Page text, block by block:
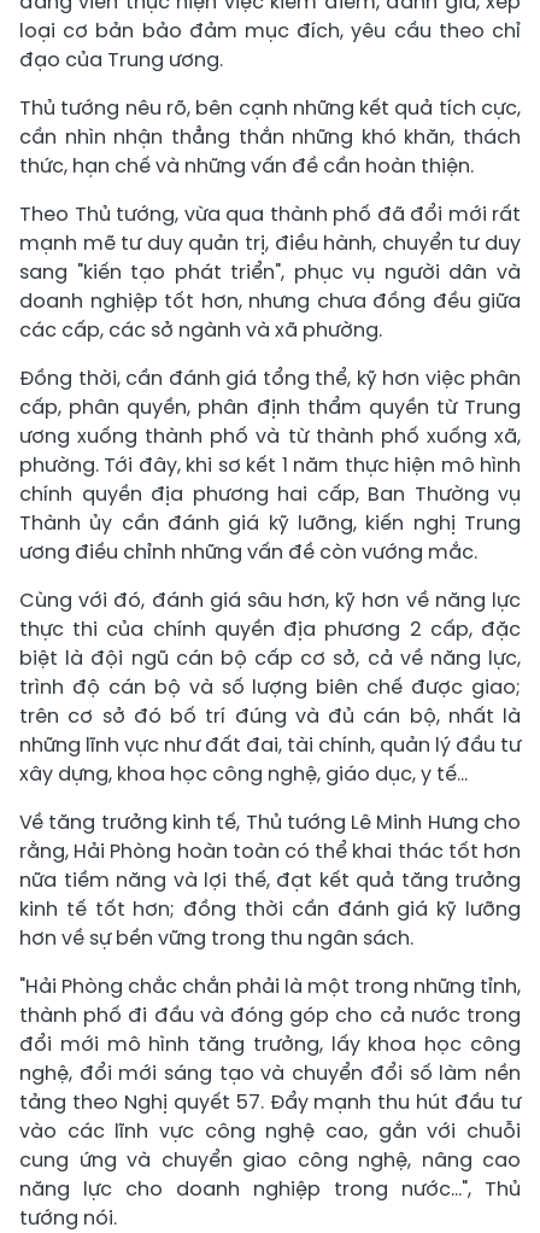
loại cơ bản bảo đảm mục đích, yêu cầu theo chỉ
đạo của Trung ương.
Thủ tướng nêu rõ, bên cạnh những kết quả tích cực,
cần nhìn nhận thẳng thắn những khó khăn, thách
thức, hạn chế và những vấn đề cần hoàn thiện.
Theo Thủ tướng, vừa qua thành phố đã đổi mới rất
mạnh mẽ tư duy quản trị, điều hành, chuyển tư duy
sang "kiến tạo phát triển", phục vụ người dân và
doanh nghiệp tốt hơn, nhưng chưa đồng đều giữa
các cấp, các sở ngành và xã phường.
Đồng thời, cần đánh giá tổng thể, kỹ hơn việc phân
cấp, phân quyền, phân định thẩm quyền từ Trung
ương xuống thành phố và từ thành phố xuống xã,
phường. Tới đây, khi sơ kết 1 năm thực hiện mô hình
chính quyền địa phương hai cấp, Ban Thường vụ
Thành ủy cần đánh giá kỹ lưỡng, kiến nghị Trung
ương điều chỉnh những vấn đề còn vướng mắc.
Cùng với đó, đánh giá sâu hơn, kỹ hơn về năng lực
thực thi của chính quyền địa phương 2 cấp, đặc
biệt là đội ngũ cán bộ cấp cơ sở, cả về năng lực,
trình độ cán bộ và số lượng biên chế được giao;
trên cơ sở đó bố trí đúng và đủ cán bộ, nhất là
những lĩnh vực như đất đai, tài chính, quản lý đầu tư
xây dựng, khoa học công nghệ, giáo dục, y tế…
Về tăng trưởng kinh tế, Thủ tướng Lê Minh Hưng cho
rằng, Hải Phòng hoàn toàn có thể khai thác tốt hơn
nữa tiềm năng và lợi thế, đạt kết quả tăng trưởng
kinh tế tốt hơn; đồng thời cần đánh giá kỹ lưỡng
hơn về sự bền vững trong thu ngân sách.
"Hải Phòng chắc chắn phải là một trong những tỉnh,
thành phố đi đầu và đóng góp cho cả nước trong
đổi mới mô hình tăng trưởng, lấy khoa học công
nghệ, đổi mới sáng tạo và chuyển đổi số làm nền
tảng theo Nghị quyết 57. Đẩy mạnh thu hút đầu tư
vào các lĩnh vực công nghệ cao, gắn với chuỗi
cung ứng và chuyển giao công nghệ, nâng cao
năng lực cho doanh nghiệp trong nước…", Thủ
tướng nói.